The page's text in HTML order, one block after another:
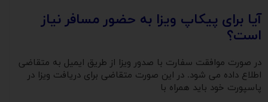
آیا برای پیکاپ ویزا به حضور مسافر نیاز
است؟
در صورت موافقت سفارت با صدور ویزا از طریق ایمیل به متقاضی
اطلاع داده می شود. در این صورت متقاضی برای دریافت ویزا در
پاسپورت خود باید همراه با